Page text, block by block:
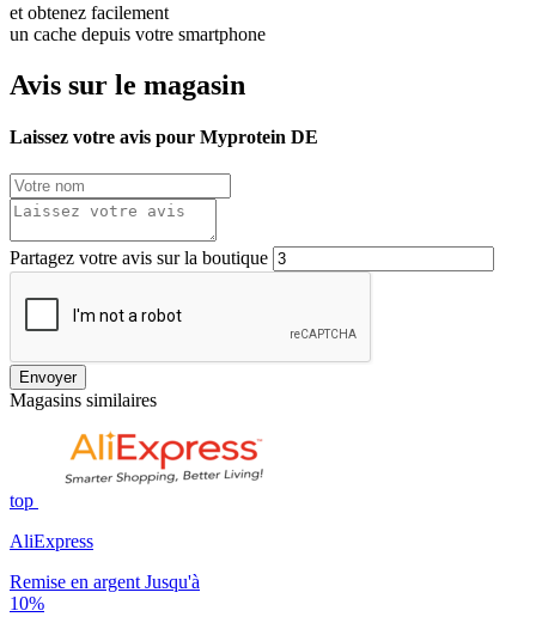
et obtenez facilement
un cache depuis votre smartphone
Avis sur le magasin
Laissez votre avis pour Myprotein DE
Partagez votre avis sur la boutique
Envoyer
Magasins similaires
top
AliExpress
Remise en argent Jusqu'à
10%